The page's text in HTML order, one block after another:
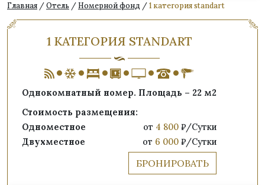
Главная /Отель /Номерной фонд /1 категория standart
1 КАТЕГОРИЯ STANDART
Однокомнатный номер. Площадь – 22 м2
Стоимость размещения:
Одноместное
от 4 800 ₽/Сутки
Двухместное
от 6 000 ₽/Сутки
БРОНИРОВАТЬ